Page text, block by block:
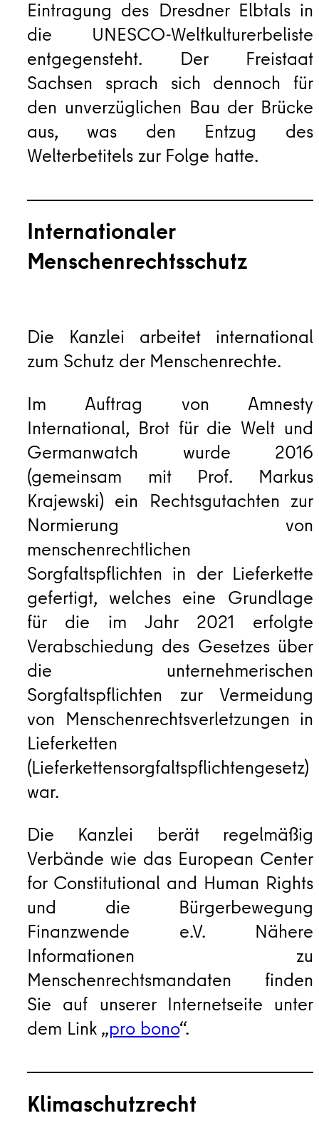
Eintragung des Dresdner Elbtals in
die UNESCO-Weltkulturerbeliste
entgegensteht. Der Freistaat
Sachsen sprach sich dennoch für
den unverzüglichen Bau der Brücke
aus, was den Entzug des
Welterbetitels zur Folge hatte.
Internationaler
Menschenrechtsschutz
Die Kanzlei arbeitet international
zum Schutz der Menschenrechte.
Im Auftrag von Amnesty
International, Brot für die Welt und
Germanwatch wurde 2016
(gemeinsam mit Prof. Markus
Krajewski) ein Rechtsgutachten zur
Normierung von
menschenrechtlichen
Sorgfaltspflichten in der Lieferkette
gefertigt, welches eine Grundlage
für die im Jahr 2021 erfolgte
Verabschiedung des Gesetzes über
die unternehmerischen
Sorgfaltspflichten zur Vermeidung
von Menschenrechtsverletzungen in
Lieferketten
(Lieferkettensorgfaltspflichtengesetz)
war.
Die Kanzlei berät regelmäßig
Verbände wie das European Center
for Constitutional and Human Rights
und die Bürgerbewegung
Finanzwende e.V. Nähere
Informationen zu
Menschenrechtsmandaten finden
Sie auf unserer Internetseite unter
dem Link „pro bono“.
Klimaschutzrecht